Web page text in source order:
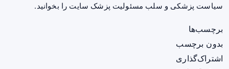
سیاست پزشکی و سلب مسئولیت پزشک سایت را بخوانید.
برچسب‌ها
بدون برچسب
اشتراک‌گذاری